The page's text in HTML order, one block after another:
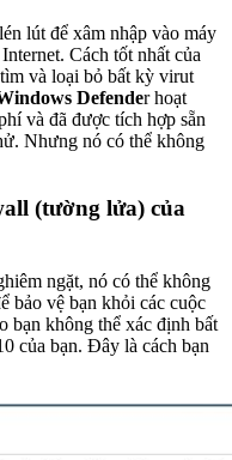
lút để xâm nhập vào máy
Cách tốt nhất của
và loại bỏ bất kỳ virut
Defender hoạt
và đã được tích hợp sẵn
Nhưng nó có thể không
(tường lửa) của
ngặt, nó có thể không
bảo vệ bạn khỏi các cuộc
của bạn. Đây là cách bạn